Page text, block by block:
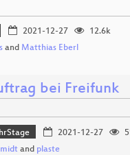
2021-12-27
12.6k
and Matthias Eberl
bei Freifunk
2021-12-27
and plaste